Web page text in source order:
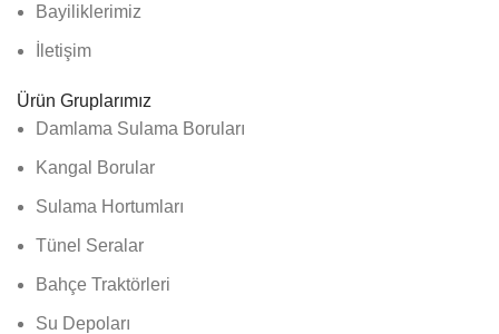
Bayiliklerimiz
İletişim
Ürün Gruplarımız
Damlama Sulama Boruları
Kangal Borular
Sulama Hortumları
Tünel Seralar
Bahçe Traktörleri
Su Depoları